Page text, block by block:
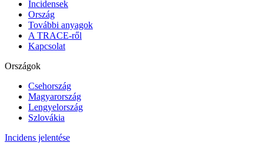
Incidensek
Ország
További anyagok
A TRACE-ről
Kapcsolat
Országok
Csehország
Magyarország
Lengyelország
Szlovákia
Incidens jelentése